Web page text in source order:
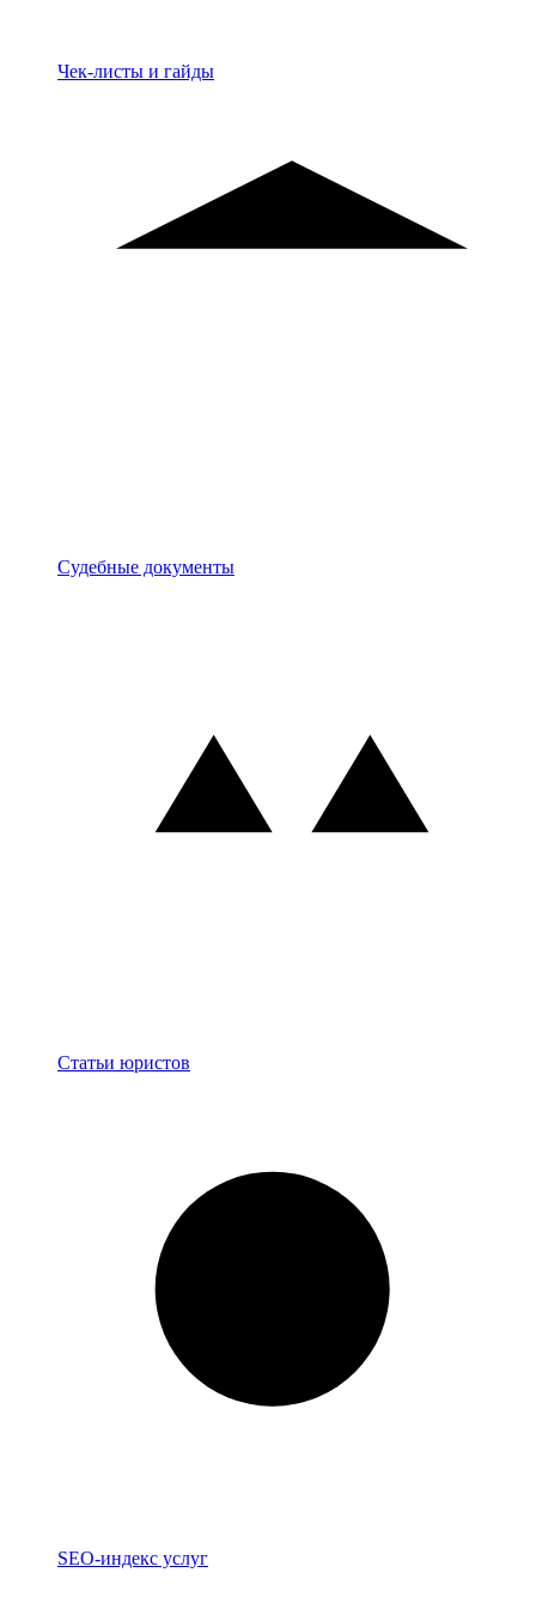
Материалы
Чек-листы и гайды
Документы
Судебные документы
Блог
Статьи юристов
Индекс
SEO-индекс услуг